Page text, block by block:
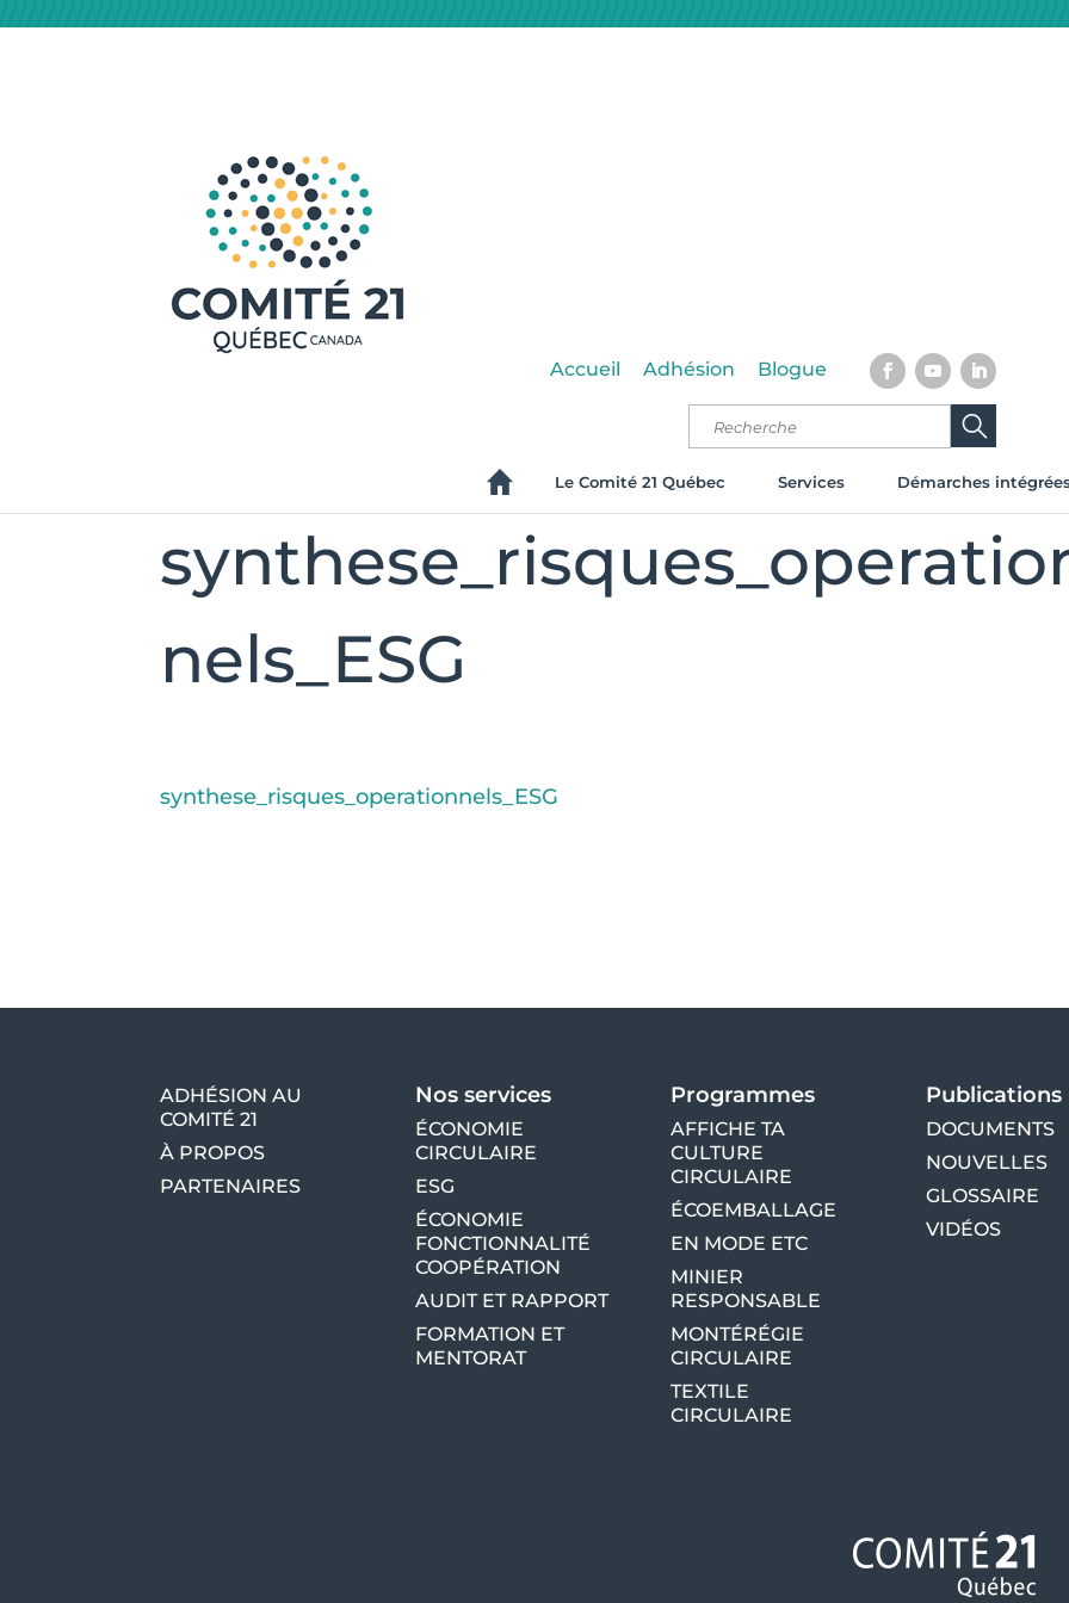
Accueil Adhésion Blogue
Le Comité 21 Québec Services Démarches
nels_ESG
synthese_risques_operationnels_ESG
ADHÉSION AU
COMITÉ 21
À PROPOS
PARTENAIRES
Nos services
ÉCONOMIE
CIRCULAIRE
ESG
ÉCONOMIE
FONCTIONNALITÉ
COOPÉRATION
AUDIT ET RAPPORT
FORMATION ET
MENTORAT
Programmes
AFFICHE TA
CULTURE
CIRCULAIRE
ÉCOEMBALLAGE
EN MODE ETC
MINIER
RESPONSABLE
MONTÉRÉGIE
CIRCULAIRE
TEXTILE
CIRCULAIRE
Publications
DOCUMENTS
NOUVELLES
GLOSSAIRE
VIDÉOS